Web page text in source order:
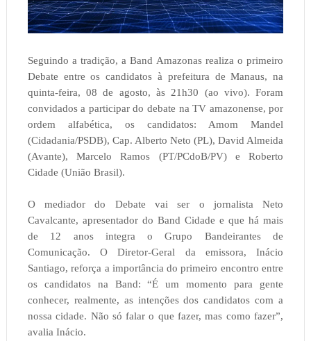
Seguindo a tradição, a Band Amazonas realiza o primeiro
Debate entre os candidatos à prefeitura de Manaus, na
quinta-feira, 08 de agosto, às 21h30 (ao vivo). Foram
convidados a participar do debate na TV amazonense, por
ordem alfabética, os candidatos: Amom Mandel
(Cidadania/PSDB), Cap. Alberto Neto (PL), David Almeida
(Avante), Marcelo Ramos (PT/PCdoB/PV) e Roberto
Cidade (União Brasil).
O mediador do Debate vai ser o jornalista Neto
Cavalcante, apresentador do Band Cidade e que há mais
de 12 anos integra o Grupo Bandeirantes de
Comunicação. O Diretor-Geral da emissora, Inácio
Santiago, reforça a importância do primeiro encontro entre
os candidatos na Band: “É um momento para gente
conhecer, realmente, as intenções dos candidatos com a
nossa cidade. Não só falar o que fazer, mas como fazer”,
avalia Inácio.